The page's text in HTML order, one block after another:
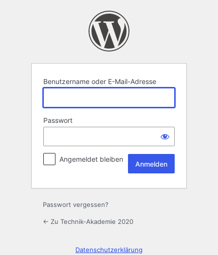
Benutzername oder E-Mail-Adresse
Passwort
Angemeldet bleiben
Passwort vergessen?
← Zu Technik-Akademie 2020
Datenschutzerklärung